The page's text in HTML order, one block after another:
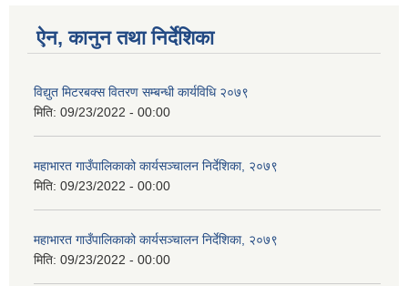
ऐन, कानुन तथा निर्देशिका
विद्युत मिटरबक्स वितरण सम्बन्धी कार्यविधि २०७९
मिति: 09/23/2022 - 00:00
महाभारत गाउँपालिकाको कार्यसञ्‍चालन निर्देशिका, २०७९
मिति: 09/23/2022 - 00:00
महाभारत गाउँपालिकाको कार्यसञ्‍चालन निर्देशिका, २०७९
मिति: 09/23/2022 - 00:00